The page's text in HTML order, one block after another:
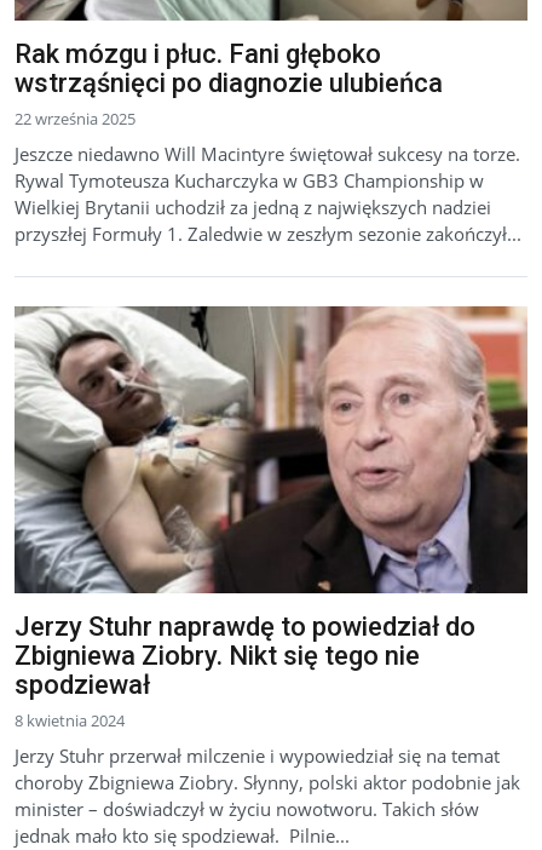
Rak mózgu i płuc. Fani głęboko
wstrząśnięci po diagnozie ulubieńca
22 września 2025
Jeszcze niedawno Will Macintyre świętował sukcesy na torze.
Rywal Tymoteusza Kucharczyka w GB3 Championship w
Wielkiej Brytanii uchodził za jedną z największych nadziei
przyszłej Formuły 1. Zaledwie w zeszłym sezonie zakończył...
Jerzy Stuhr naprawdę to powiedział do
Zbigniewa Ziobry. Nikt się tego nie
spodziewał
8 kwietnia 2024
Jerzy Stuhr przerwał milczenie i wypowiedział się na temat
choroby Zbigniewa Ziobry. Słynny, polski aktor podobnie jak
minister – doświadczył w życiu nowotworu. Takich słów
jednak mało kto się spodziewał. Pilnie...